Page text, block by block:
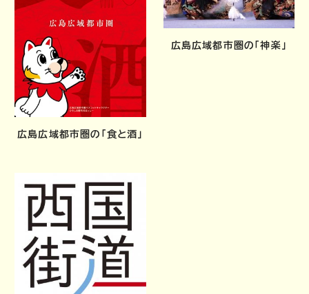
広島広域都市圏の「食と酒」
広島広域都市圏の「神楽」